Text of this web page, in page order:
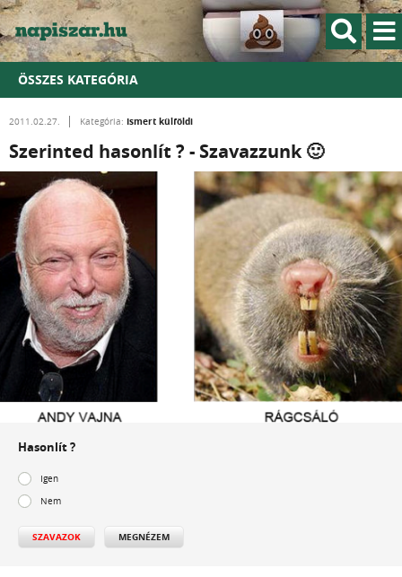
ÖSSZES KATEGÓRIA
2011.02.27. Kategória: Ismert külföldi
Szerinted hasonlít ? - Szavazzunk 🙂
Hasonlít ?
Igen
Nem
SZAVAZOK MEGNÉZEM